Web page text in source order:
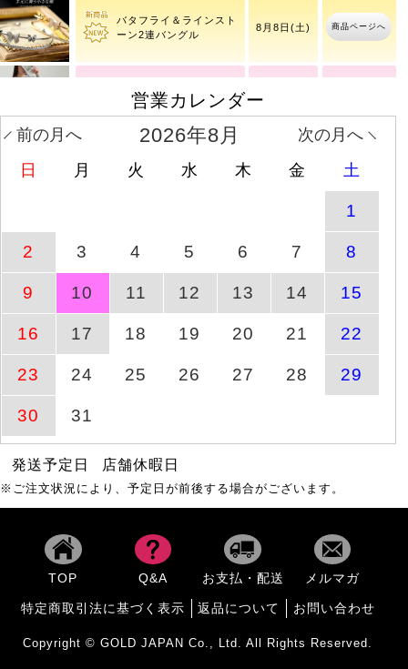
バタフライ＆ラインスト
ーン2連バングル
8月8日(土) 商品ページへ
【イベントセール】 大き
いサイ
8月10日(月)
ラインストーンブレスレ
8月8日(土) 商品ページへ
いサイ
商品ページへ
8月10日(月)
9時44分
【イベントセール】 大き
商品ページへ
シンプルバングル
タックギャザーワイドパ
ンツ
8月16日(日) 商品ページへ
大きいサイズ レディース
サイ
8月10日(月)
商品ページへ
営業カレンダー
前の月へ 次の月へ
2026年8月
日 月 火 水 木 金 土
1
2 3 4 5 6 7 8
9 10 11 12 13 14 15
16 17 18 19 20 21 22
23 24 25 26 27 28 29
30 31
発送予定日 店舗休暇日
※ご注文状況により、予定日が前後する場合がございます。
TOP Q&A お支払・配送 メルマガ
特定商取引法に基づく表示 返品について お問い合わせ
Copyright © GOLD JAPAN Co., Ltd. All Rights Reserved.